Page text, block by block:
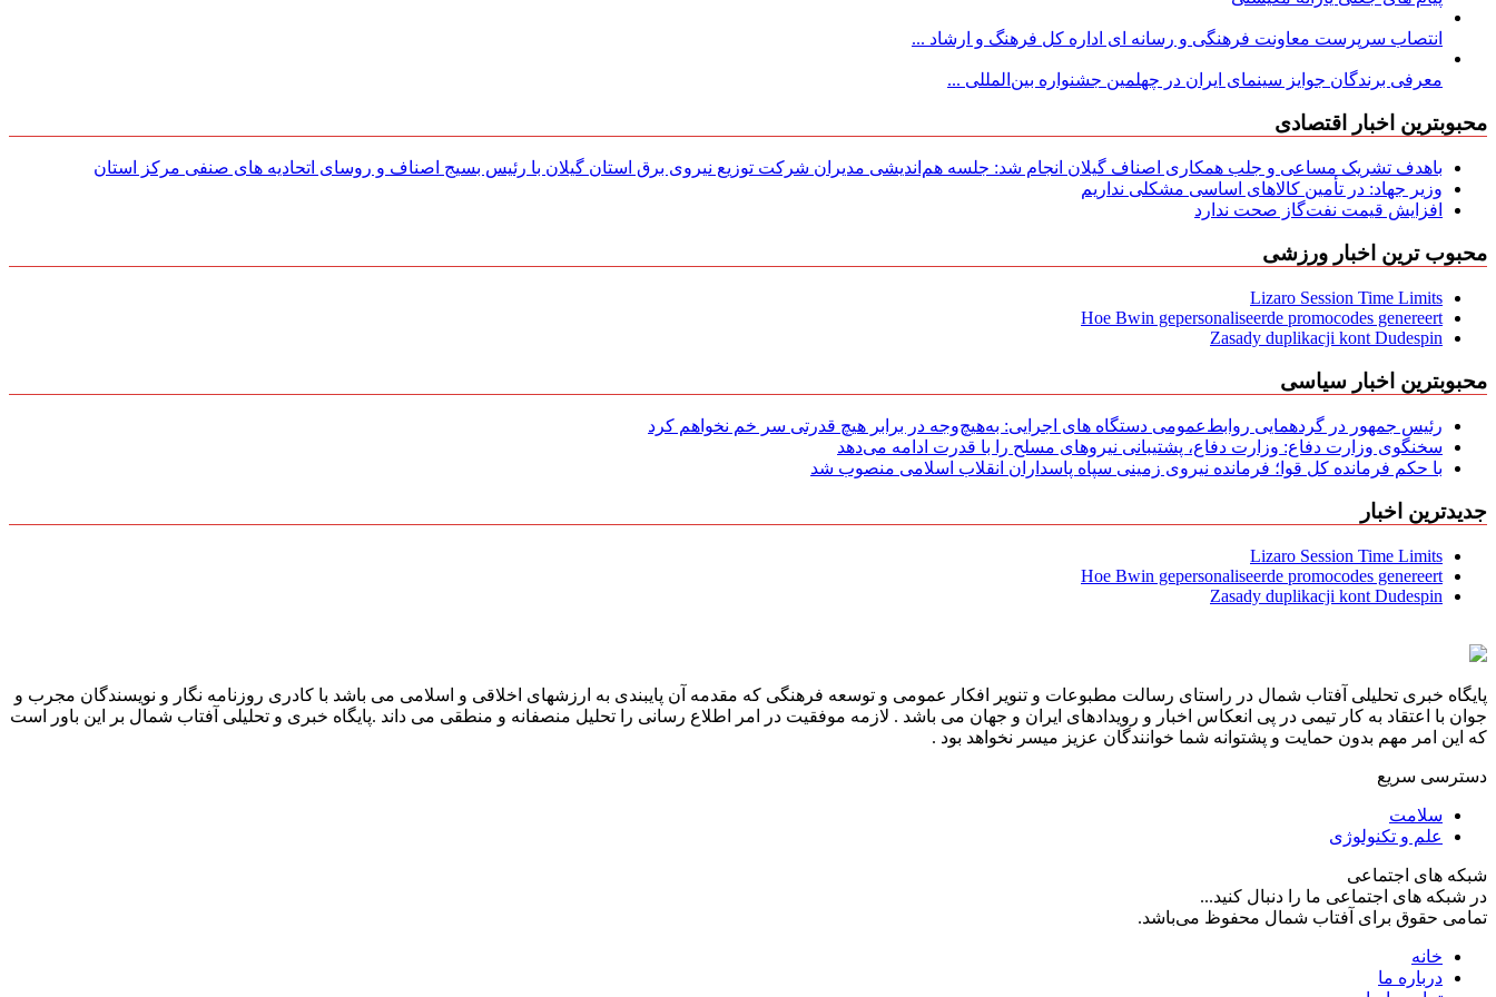
انتصاب سرپرست معاونت فرهنگی و رسانه ای اداره کل فرهنگ و ارشاد ...
معرفی برندگان جوایز سینمای ایران در چهلمین جشنواره بین‌المللی ...
محبوبترین اخبار اقتصادی
باهدف تشریک مساعی و جلب همکاری اصناف گیلان انجام شد: جلسه هم‌اندیشی مدیران شركت توزیع نیروی برق استان گیلان با رئیس بسیج اصناف و روسای اتحادیه های صنفی مركز استان
وزیر جهاد: در تأمین کالاهای اساسی مشکلی نداریم
افزایش قیمت نفت‌گاز صحت ندارد
محبوب ترین اخبار ورزشی
Lizaro Session Time Limits
Hoe Bwin gepersonaliseerde promocodes genereert
Zasady duplikacji kont Dudespin
محبوبترین اخبار سیاسی
رئیس جمهور در گردهمایی روابط‌عمومی دستگاه های اجرایی: به‌هیچ‌وجه در برابر هیچ قدرتی سر خم نخواهم کرد
سخنگوی وزارت دفاع: وزارت دفاع، پشتیبانی نیرو‌های مسلح را با قدرت ادامه می‌دهد
با حکم فرمانده کل قوا؛ فرمانده نیروی زمینی سپاه پاسداران انقلاب اسلامی منصوب شد
جدیدترین اخبار
Lizaro Session Time Limits
Hoe Bwin gepersonaliseerde promocodes genereert
Zasady duplikacji kont Dudespin
پایگاه خبری تحلیلی آفتاب شمال در راستای رسالت مطبوعات و تنویر افکار عمومی و توسعه فرهنگی که مقدمه آن پایبندی به ارزشهای اخلاقی و اسلامی می باشد با کادری روزنامه نگار و نویسندگان مجرب و
جوان با اعتقاد به کار تیمی در پی انعکاس اخبار و رویدادهای ایران و جهان می باشد . لازمه موفقیت در امر اطلاع رسانی را تحلیل منصفانه و منطقی می داند .پایگاه خبری و تحلیلی آفتاب شمال بر این باور است
که این امر مهم بدون حمایت و پشتوانه شما خوانندگان عزیز میسر نخواهد بود .
دسترسی سریع
سلامت
علم و تکنولوژی
شبکه های اجتماعی
در شبکه های اجتماعی ما را دنبال کنید...
تمامی حقوق برای آفتاب شمال محفوظ می‌باشد.
خانه
درباره ما